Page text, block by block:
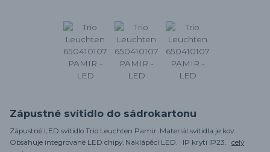
Zápustné svítidlo do sádrokartonu
Zápustné LED svítidlo Trio Leuchten Pamir. Materiál svítidla je kov.
Obsahuje integrované LED chipy. Naklápěcí LED. IP krytí IP23. celý